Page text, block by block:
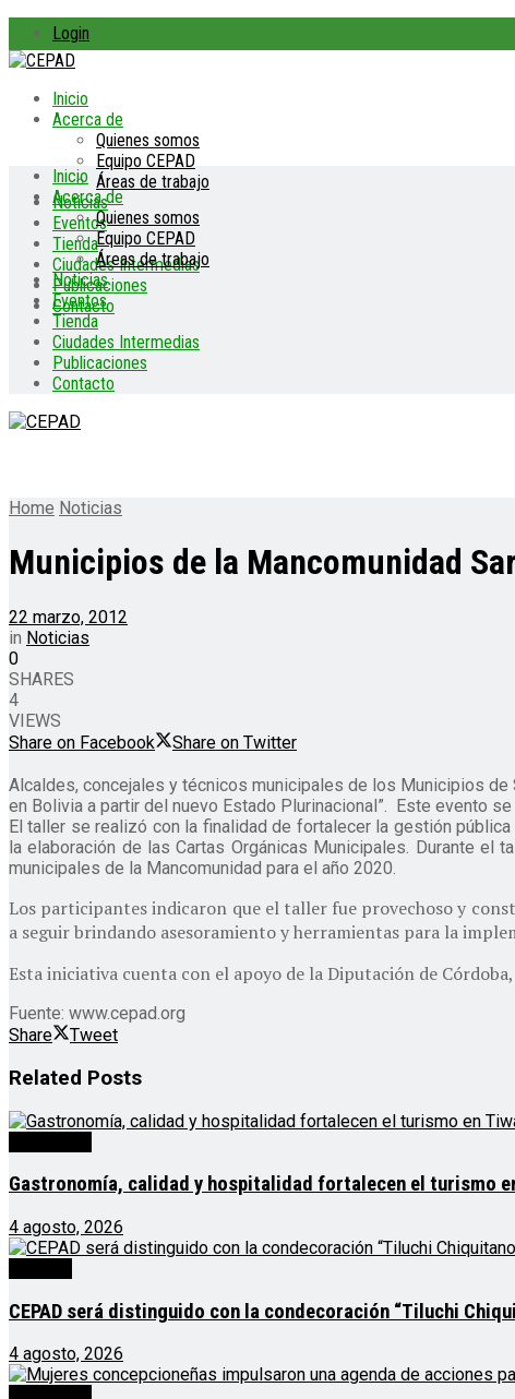
Login
Inicio
Acerca de
Quienes somos
Equipo CEPAD
Áreas de trabajo
Noticias
Eventos
Tienda
Ciudades Intermedias
Publicaciones
Contacto
Inicio
Acerca de
Quienes somos
Equipo CEPAD
Áreas de trabajo
Noticias
Eventos
Tienda
Ciudades Intermedias
Publicaciones
Contacto
Home Noticias
Municipios de la Mancomunidad
22 marzo, 2012
in Noticias
0
SHARES
4
VIEWS
Share on Facebook
Share on Twitter
Alcaldes, concejales y técnicos municipales de los Municipios de
en Bolivia a partir del nuevo Estado Plurinacional”. Este evento
El taller se realizó con la finalidad de fortalecer la gestión
la elaboración de las Cartas Orgánicas Municipales. Durante
municipales de la Mancomunidad para el año 2020.
Los participantes indicaron que el taller fue provechoso y
a seguir brindando asesoramiento y herramientas para la
Esta iniciativa cuenta con el apoyo de la Diputación de
Fuente: www.cepad.org
Share
Tweet
Related Posts
Gastronomía, calidad y hospitalidad fortalecen el turismo
4 agosto, 2026
CEPAD será distinguido con la condecoración “Tiluchi
4 agosto, 2026